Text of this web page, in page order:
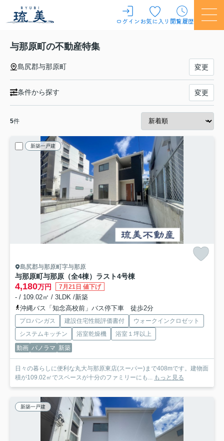
ログインお気に入り 閲覧履歴
与那原町の不動産特集
島尻郡与那原町 変更
条件から探す 変更
5件
新築一戸建
島尻郡与那原町字与那原
与那原町与那原（全4棟）ラスト4号棟
4,180万円 7月21日 値下げ
- / 109.02㎡ / 3LDK /新築
沖縄バス「知念高校前」バス停下車 徒歩2分
プロパンガス 建設住宅性能評価書付
ウォークインクロゼット
システムキッチン
浴室乾燥機
浴室１坪以上
動画 パノラマ 新築
日々の暮らしに便利な丸大与那原東店(スーパー)まで408mです。建物面
積が109.02㎡でスペースが十分のファミリーにも...
もっと見る
新築一戸建